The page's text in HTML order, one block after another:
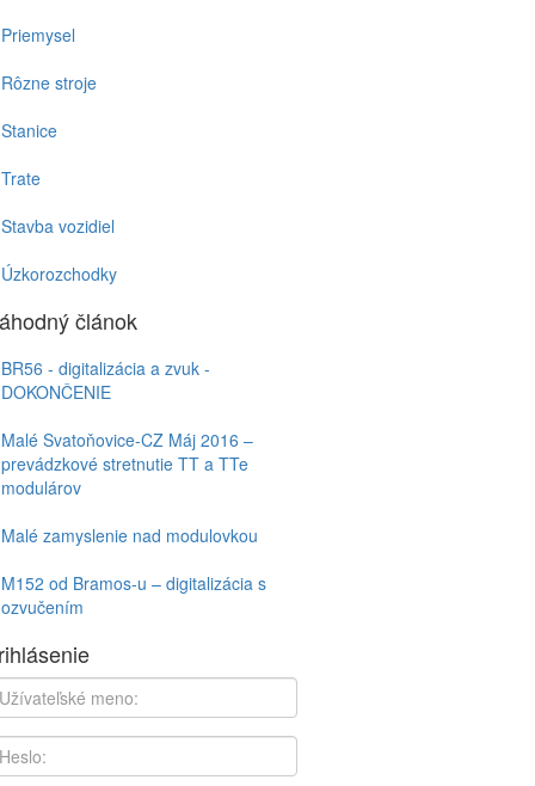
Priemysel
Rôzne stroje
Stanice
Trate
Stavba vozidiel
Úzkorozchodky
článok
BR56 - digitalizácia a zvuk -
DOKONČENIE
Malé Svatoňovice-CZ Máj 2016 –
prevádzkové stretnutie TT a TTe
modulárov
Malé zamyslenie nad modulovkou
M152 od Bramos-u – digitalizácia s
ozvučením